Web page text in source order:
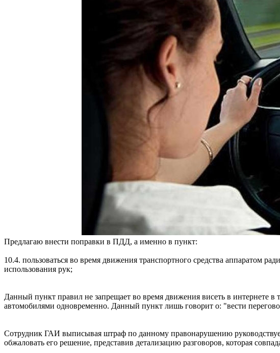
Предлагаю внести поправки в ПДД, а именно в пункт:
10.4. пользоваться во время движения транспортного средства аппаратом
использования рук;
Данный пункт правил не запрещает во время движения висеть в интернете в
автомобилями одновременно. Данный пункт лишь говорит о: "вести
Сотрудник ГАИ выписывая штраф по данному правонарушению
обжаловать его решение, представив детализацию разговоров, которая